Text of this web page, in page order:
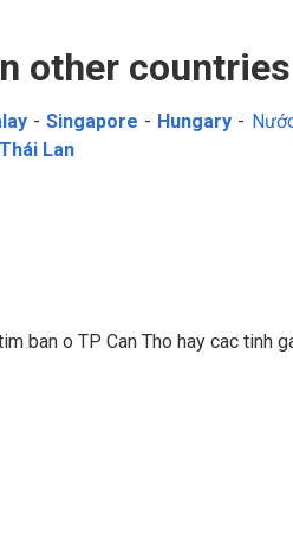
other countries
-Singapore - Hungary -
Thái Lan
ban o TP Can Tho hay cac tinh